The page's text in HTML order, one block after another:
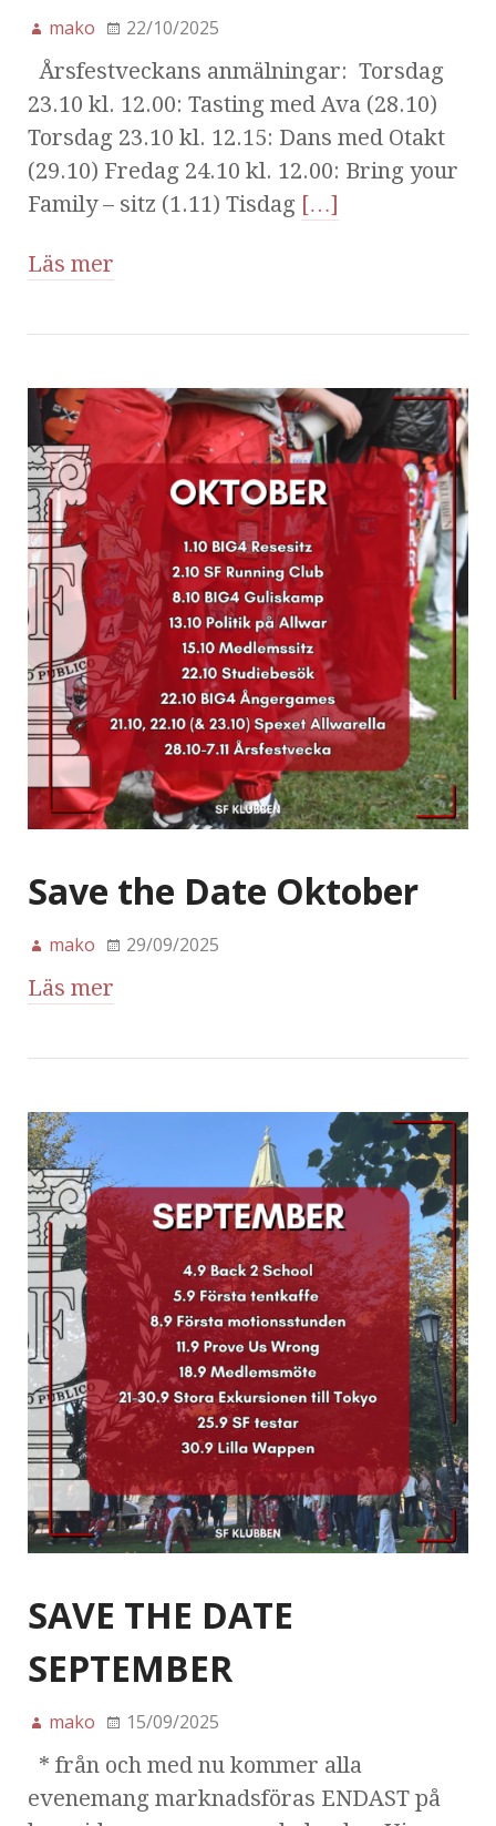
mako 22/10/2025
Årsfestveckans anmälningar: Torsdag
23.10 kl. 12.00: Tasting med Ava (28.10)
Torsdag 23.10 kl. 12.15: Dans med Otakt
(29.10) Fredag 24.10 kl. 12.00: Bring your
Family – sitz (1.11) Tisdag […]
Läs mer
Save the Date Oktober
mako 29/09/2025
Läs mer
SAVE THE DATE
SEPTEMBER
mako 15/09/2025
* från och med nu kommer alla
evenemang marknadsföras ENDAST på